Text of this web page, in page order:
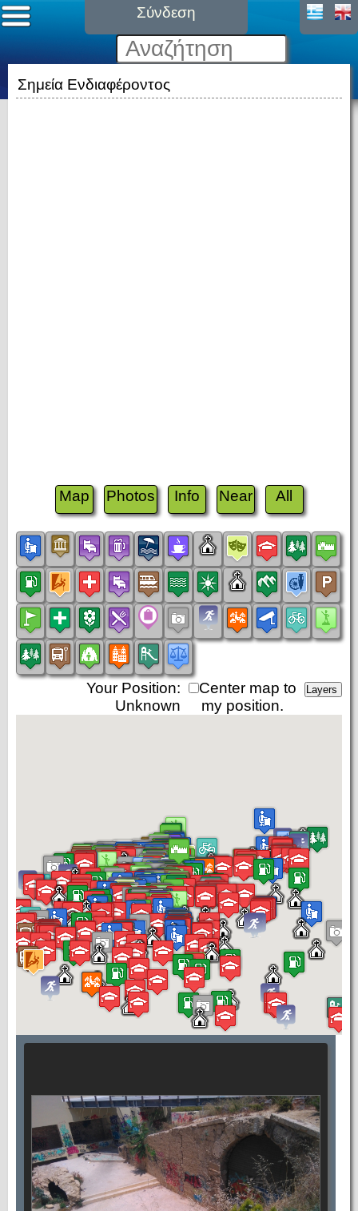
Σύνδεση
Σημεία Ενδιαφέροντος
Map Photos Info Near All
Center map to
my position.
Your Position:
Unknown